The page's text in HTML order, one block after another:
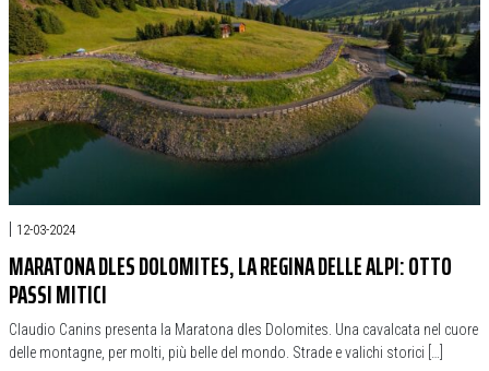
| 12-03-2024
MARATONA DLES DOLOMITES, LA REGINA DELLE ALPI: OTTO
PASSI MITICI
Claudio Canins presenta la Maratona dles Dolomites. Una cavalcata nel cuore
delle montagne, per molti, più belle del mondo. Strade e valichi storici […]